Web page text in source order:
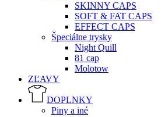
SKINNY CAPS
SOFT & FAT CAPS
EFFECT CAPS
Špeciálne trysky
Night Quill
81 cap
Molotow
ZĽAVY
DOPLNKY
Piny a iné